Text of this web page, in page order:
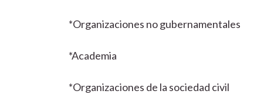
*Organizaciones no gubernamentales
*Academia
*Organizaciones de la sociedad civil